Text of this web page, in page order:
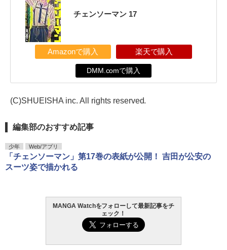
チェンソーマン 17
Amazonで購入 楽天で購入
DMM.comで購入
(C)SHUEISHA inc. All rights reserved.
編集部のおすすめ記事
少年 Web/アプリ
「チェンソーマン」第17巻の表紙が公開！ 吉田が公安の
スーツ姿で描かれる
MANGA Watchをフォローして最新記事をチ
ェック！